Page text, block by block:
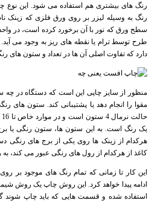
رنگ های بیشتری هم استفاده می شود. این
رنگ به وسیله لیزر بر روی ورق فلزی که زینک
سطح ورق که نور با آن برخورد کرده است، در
طرح توسط ترام یا نقطه های ریز به وجود می
دارد که تفاوت اصلی آن ها در تعداد و ستون های
منظور از سایز چاپی این است که دستگاه در چه
یک رنگ است. به این ستون ها، ستون رنگی یا
هرکدام از زینک ها روی یکی از برج های رنگی
کاغذ از هرکدام از رول های رنگی عبور می کند،
این کار تا زمانی که تمام رنگ های موجود بر
ادامه پیدا خواهد کرد. این روش چاپ یک روش
استفاده شده و قسمت هایی که باید چاپ